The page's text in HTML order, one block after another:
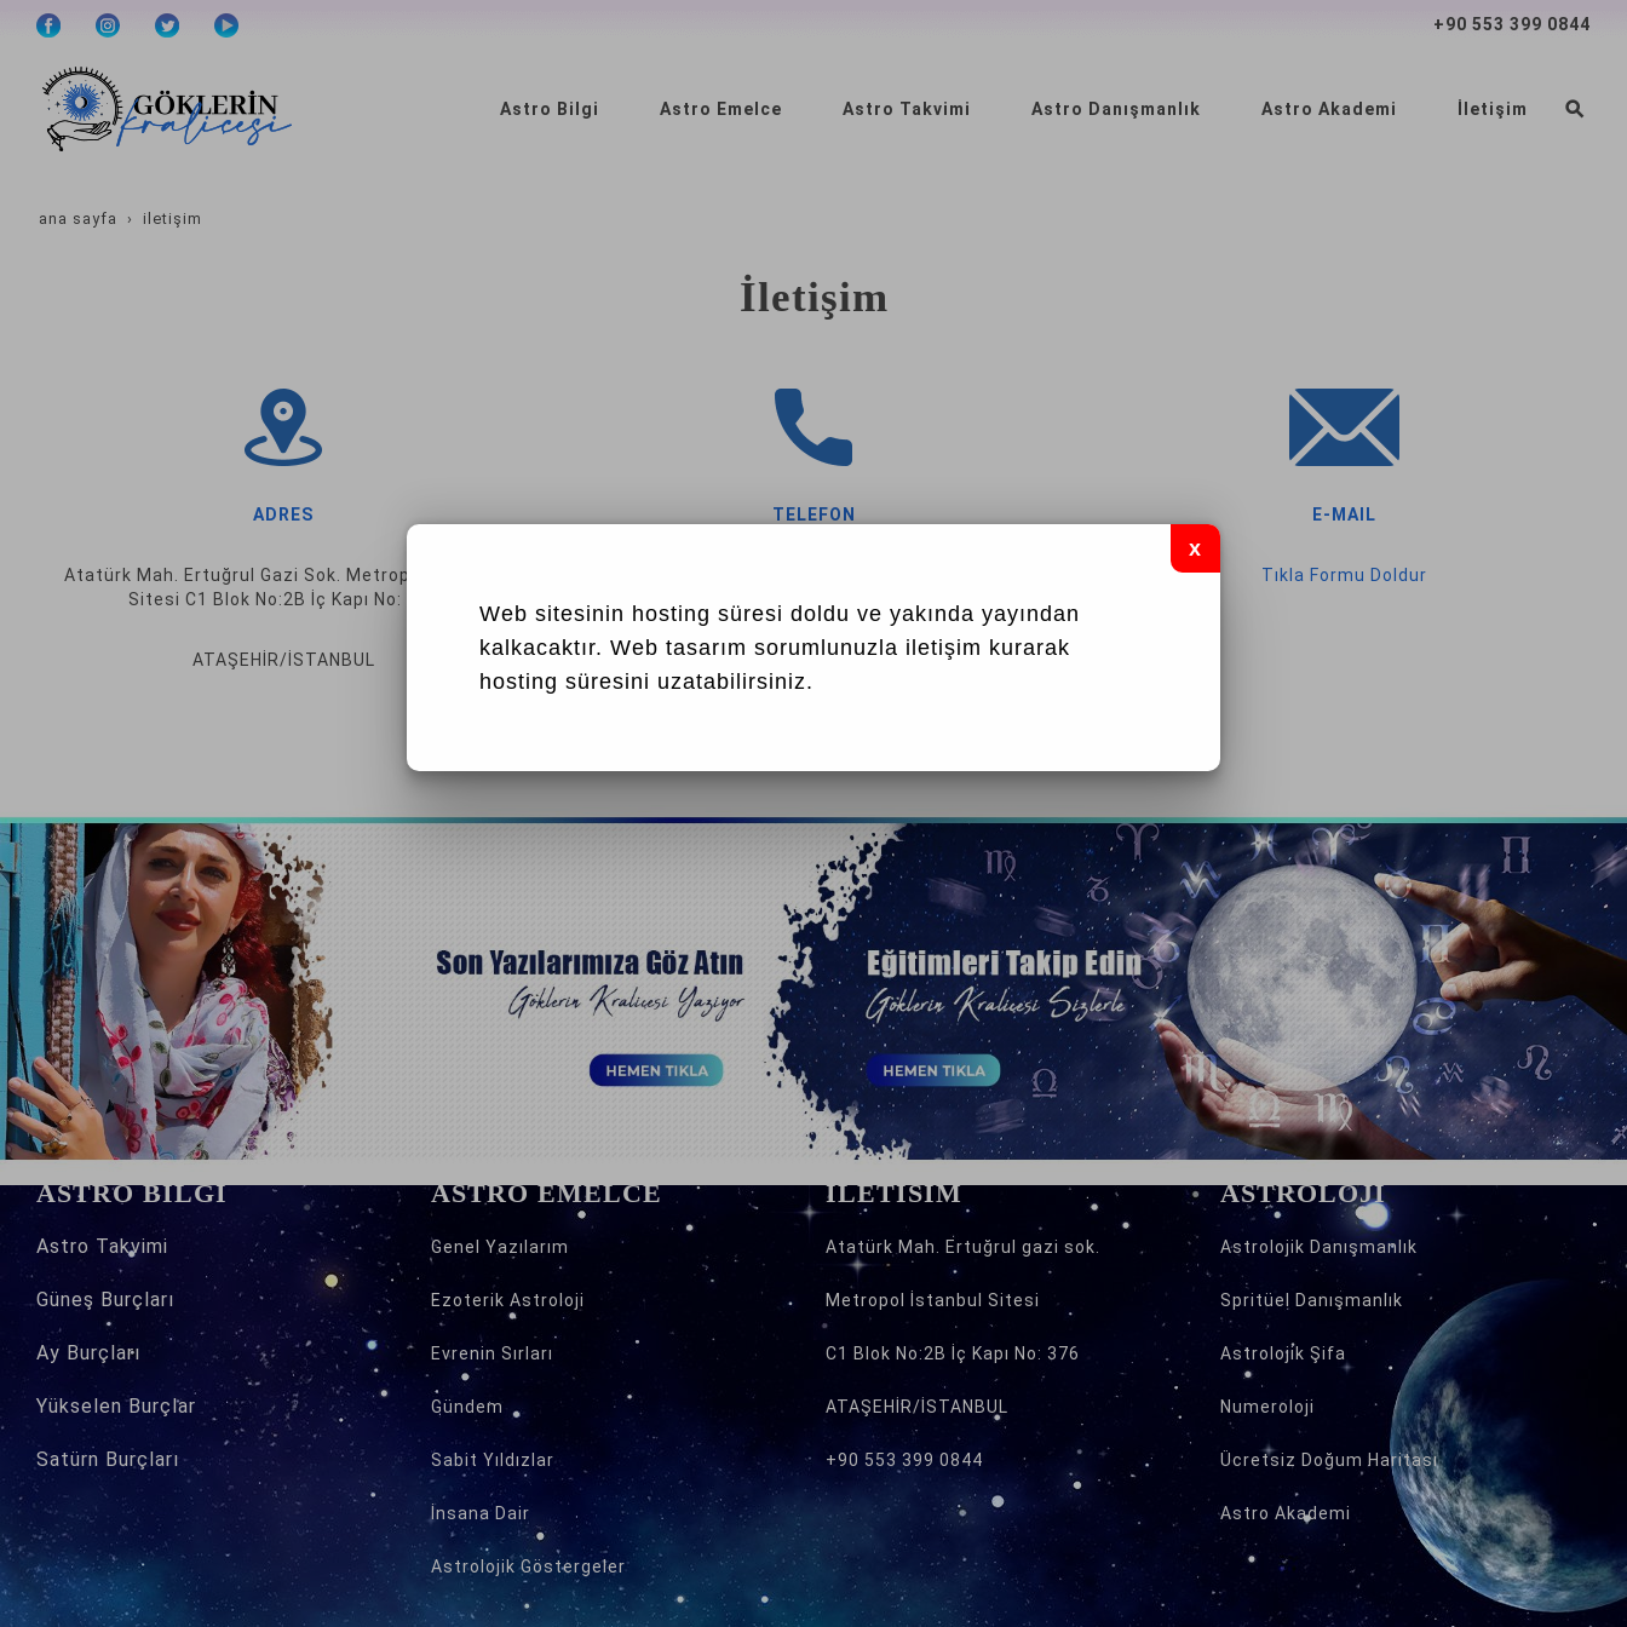
+90 553 399 0844
Astro Bilgi Astro Emelce Astro Takvimi Astro Danışmanlık Astro Akademi İletişim
ana sayfa i̇letişim
İletişim
Web sitesinin hosting süresi doldu ve yakında yayından
kalkacaktır. Web tasarım sorumlunuzla iletişim kurarak
hosting süresini uzatabilirsiniz.
ADRES
Atatürk Mah. Ertuğrul Gazi Sok. Metropol İstanbul
Sitesi C1 Blok No:2B İç Kapı No: 376
ATAŞEHİR/İSTANBUL
TELEFON E-MAIL
Tıkla Formu Doldur
ASTRO BİLGİ
Astro Takvimi
Güneş Burçları
Ay Burçları
Yükselen Burçlar
Satürn Burçları
ASTRO EMELCE
Genel Yazılarım
Ezoterik Astroloji
Evrenin Sırları
Gündem
Sabit Yıldızlar
İnsana Dair
Astrolojik Göstergeler
İLETİŞİM
Atatürk Mah. Ertuğrul gazi sok.
Metropol İstanbul Sitesi
C1 Blok No:2B İç Kapı No: 376
ATAŞEHİR/İSTANBUL
+90 553 399 0844
ASTROLOJİ
Astrolojik Danışmanlık
Spritüel Danışmanlık
Astrolojik Şifa
Numeroloji
Ücretsiz Doğum Haritası
Astro Akademi